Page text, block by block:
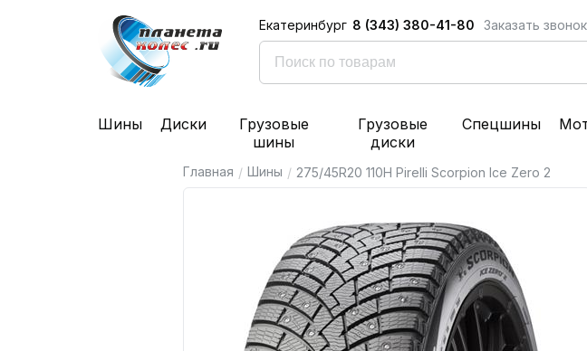
Екатеринбург 8 (343) 380-41-80 Заказать звонок
Шины Диски
Грузовые
шины
Грузовые
диски
Спецшины
Главная / Шины / 275/45R20 110H Pirelli Scorpion Ice Zero 2